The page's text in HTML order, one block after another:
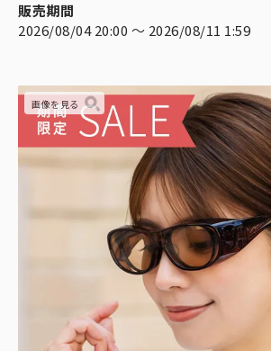
販売期間
2026/08/04 20:00 〜 2026/08/11 1:59